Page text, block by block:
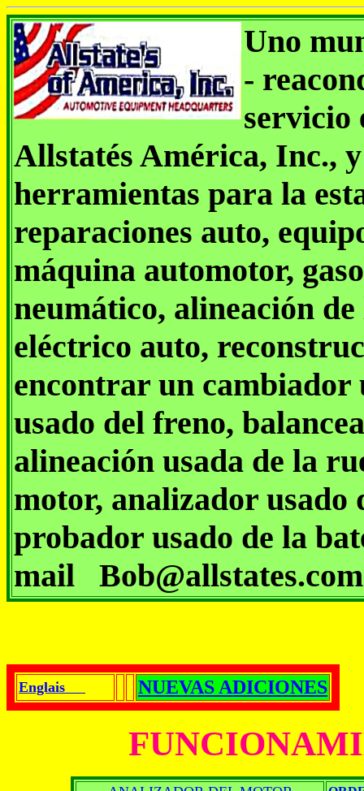
Uno
-
servicio
Allstatés América, Inc.,
herramientas para la
reparaciones auto,
máquina automotor,
neumático, alineación
eléctrico auto,
encontrar un cambiador
usado del freno,
alineación usada de la
motor, analizador
probador usado de la
mail Bob@allstates.com
Englais NUEVAS ADICIONES